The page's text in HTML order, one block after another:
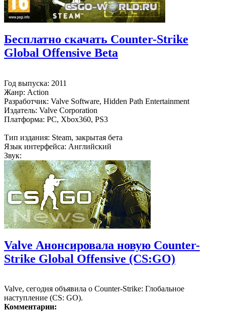
Бесплатно скачать Counter-Strike
Global Offensive Beta
Год выпуска: 2011
Жанр: Action
Разработчик: Valve Software, Hidden Path Entertainment
Издатель: Valve Corporation
Платформа: PC, Xbox360, PS3
Тип издания: Steam, закрытая бета
Язык интерфейса: Английский
Звук:
Valve Анонсировала новую Counter-
Strike Global Offensive (CS:GO)
Valve, сегодня объявила о Counter-Strike: Глобальное
наступление (CS: GO).
Комментарии: